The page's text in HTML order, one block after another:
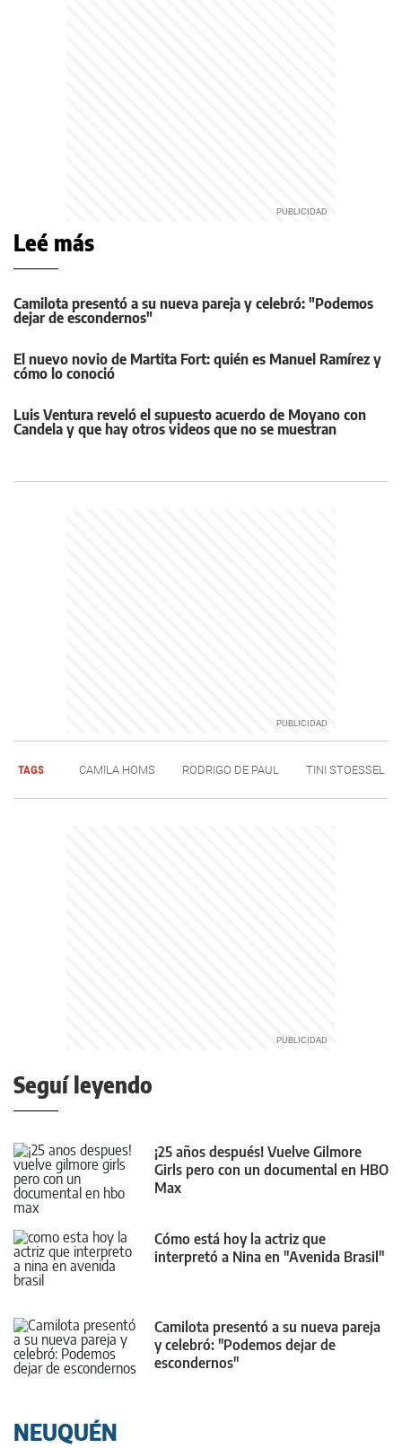
Leé más
Camilota presentó a su nueva pareja y celebró: "Podemos
dejar de escondernos"
El nuevo novio de Martita Fort: quién es Manuel Ramírez y
cómo lo conoció
Luis Ventura reveló el supuesto acuerdo de Moyano con
Candela y que hay otros videos que no se muestran
TAGS CAMILA HOMS RODRIGO DE PAUL TINI STOESSEL
Seguí leyendo
¡25 años después! Vuelve Gilmore
Girls pero con un documental en HBO
Max
Cómo está hoy la actriz que
interpretó a Nina en "Avenida Brasil"
Camilota presentó a su nueva pareja
y celebró: "Podemos dejar de
escondernos"
NEUQUÉN